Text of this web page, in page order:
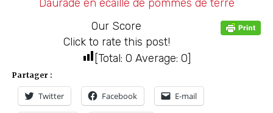
Daurade en écaille de pommes de terre
Our Score
Click to rate this post!
[Total: 0 Average: 0]
Partager :
Twitter Facebook E-mail